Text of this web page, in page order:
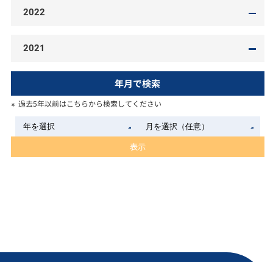
2022
2021
年月で検索
過去5年以前はこちらから検索してください
表示